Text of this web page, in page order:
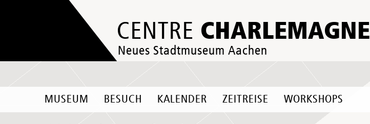
CENTRE CHARLEMAGNE
Neues Stadtmuseum Aachen
MUSEUM BESUCH KALENDER ZEITREISE WORKSHOPS